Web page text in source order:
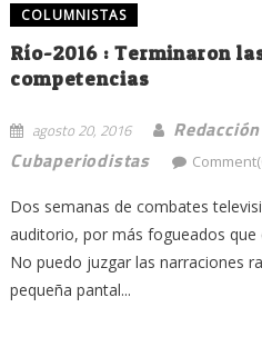
COLUMNISTAS
Río-2016 : Terminaron
competencias
agosto 20, 2016
Redacción
Cubaperiodistas
Dos semanas de combates
auditorio, por más fogueados que
No puedo juzgar las narraciones
pequeña pantal...